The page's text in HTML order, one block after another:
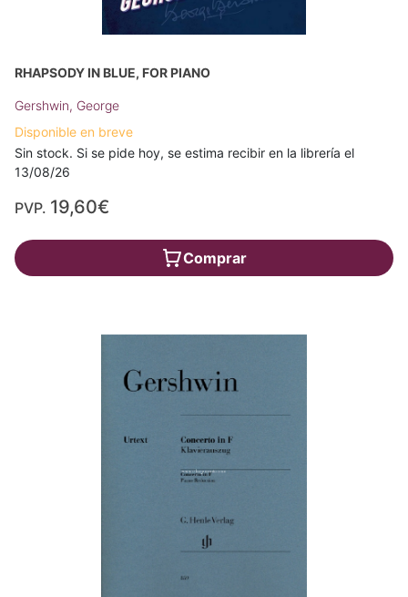
RHAPSODY IN BLUE, FOR PIANO
Gershwin, George
Disponible en breve
Sin stock. Si se pide hoy, se estima recibir en la librería el
13/08/26
PVP. 19,60€
Comprar